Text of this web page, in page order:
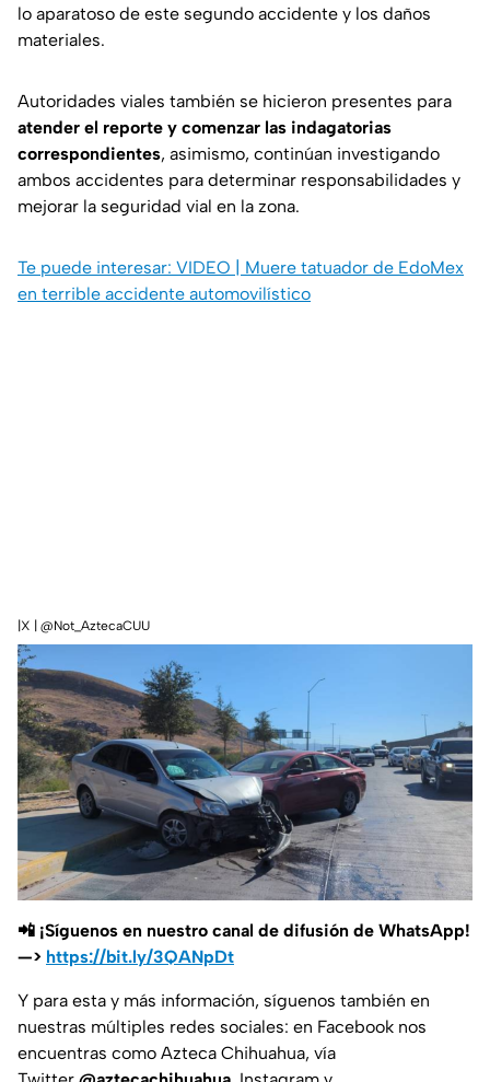
lo aparatoso de este segundo accidente y los daños
materiales.
Autoridades viales también se hicieron presentes para
atender el reporte y comenzar las indagatorias
correspondientes, asimismo, continúan investigando
ambos accidentes para determinar responsabilidades y
mejorar la seguridad vial en la zona.
Te puede interesar: VIDEO | Muere tatuador de EdoMex
en terrible accidente automovilístico
|X | @Not_AztecaCUU
📲 ¡Síguenos en nuestro canal de difusión de WhatsApp!
—> https://bit.ly/3QANpDt
Y para esta y más información, síguenos también en
nuestras múltiples redes sociales: en Facebook nos
encuentras como Azteca Chihuahua, vía